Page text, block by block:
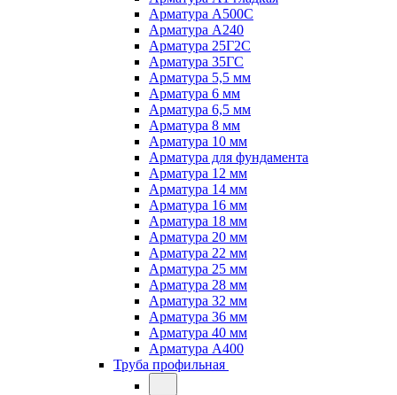
Арматура А500С
Арматура А240
Арматура 25Г2С
Арматура 35ГС
Арматура 5,5 мм
Арматура 6 мм
Арматура 6,5 мм
Арматура 8 мм
Арматура 10 мм
Арматура для фундамента
Арматура 12 мм
Арматура 14 мм
Арматура 16 мм
Арматура 18 мм
Арматура 20 мм
Арматура 22 мм
Арматура 25 мм
Арматура 28 мм
Арматура 32 мм
Арматура 36 мм
Арматура 40 мм
Арматура А400
Труба профильная